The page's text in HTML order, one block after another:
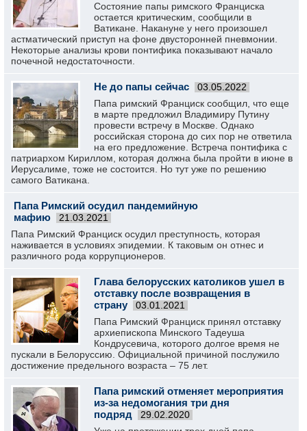
Состояние папы римского Франциска
остается критическим, сообщили в
Ватикане. Накануне у него произошел
астматический приступ на фоне двусторонней пневмонии.
Некоторые анализы крови понтифика показывают начало
почечной недостаточности.
Не до папы сейчас 03.05.2022
Папа римский Франциск сообщил, что еще
в марте предложил Владимиру Путину
провести встречу в Москве. Однако
российская сторона до сих пор не ответила
на его предложение. Встреча понтифика с
патриархом Кириллом, которая должна была пройти в июне в
Иерусалиме, тоже не состоится. Но тут уже по решению
самого Ватикана.
Папа Римский осудил пандемийную
мафию
21.03.2021
Папа Римский Франциск осудил преступность, которая
наживается в условиях эпидемии. К таковым он отнес и
различного рода коррупционеров.
Глава белорусских католиков ушел в
отставку после возвращения в
страну
03.01.2021
Папа Римский Франциск принял отставку
архиепископа Минского Тадеуша
Кондрусевича, которого долгое время не
пускали в Белоруссию. Официальной причиной послужило
достижение предельного возраста – 75 лет.
Папа римский отменяет мероприятия
из-за недомогания три дня
подряд
29.02.2020